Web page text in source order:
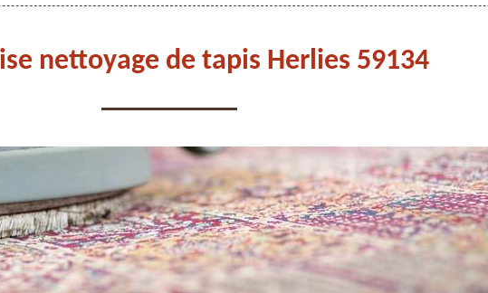
nettoyage de tapis Herlies 59134